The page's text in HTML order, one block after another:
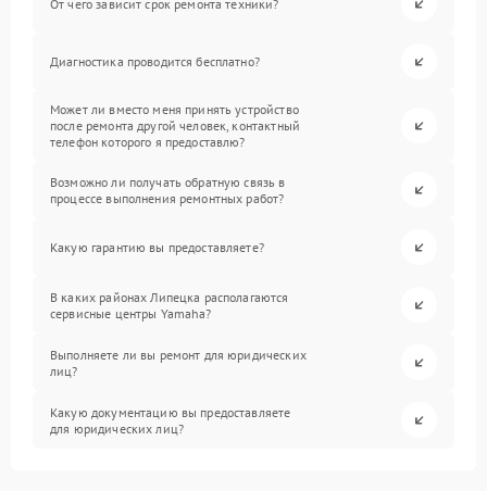
От чего зависит срок ремонта техники?
Диагностика проводится бесплатно?
Может ли вместо меня принять устройство
после ремонта другой человек, контактный
телефон которого я предоставлю?
Возможно ли получать обратную связь в
процессе выполнения ремонтных работ?
Какую гарантию вы предоставляете?
В каких районах Липецка располагаются
сервисные центры Yamaha?
Выполняете ли вы ремонт для юридических
лиц?
Какую документацию вы предоставляете
для юридических лиц?